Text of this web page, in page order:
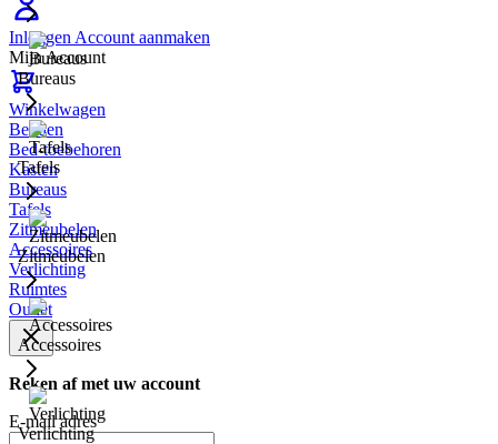
Inloggen Account aanmaken
Mijn Account
Winkelwagen
Bureaus
Tafels
Zitmeubelen
Accessoires
Verlichting
Bedden
Bed-toebehoren
Kasten
Bureaus
Tafels
Zitmeubelen
Accessoires
Verlichting
Ruimtes
Outlet
Reken af met uw account
E-mail adres